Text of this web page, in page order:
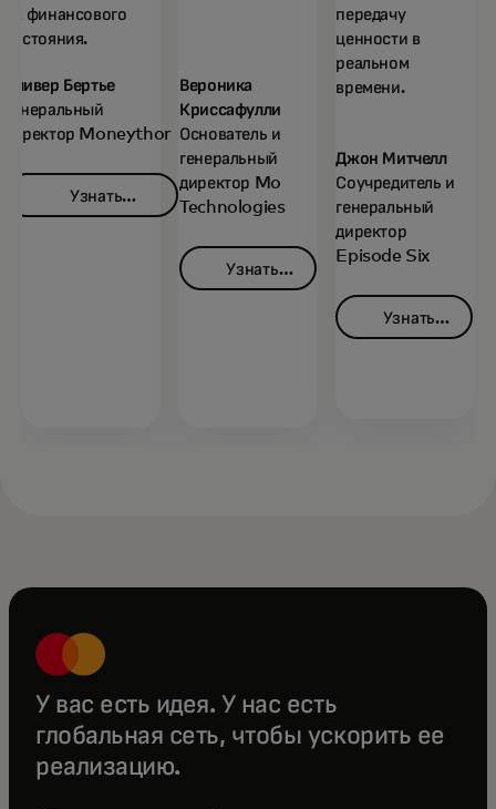
их финансового
состояния.
Оливер Бертье
Генеральный
директор Moneythor
Узнать
Вероника
Криссафулли
Основатель и
генеральный
директор Mo
Technologies
Узнать
opens in a new tab
передачу
ценности в
реальном
времени.
Джон Митчелл
Соучредитель и
генеральный
директор
Episode Six
Узнать
У вас есть идея. У нас есть
глобальная сеть, чтобы ускорить ее
реализацию.